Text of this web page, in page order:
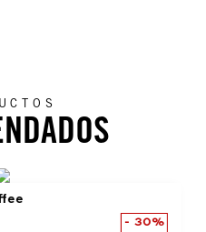
30%